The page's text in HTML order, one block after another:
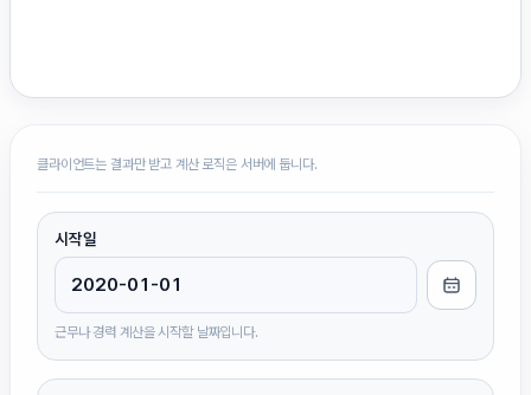
클라이언트는 결과만 받고 계산 로직은 서버에 둡니다.
시작일
근무나 경력 계산을 시작할 날짜입니다.